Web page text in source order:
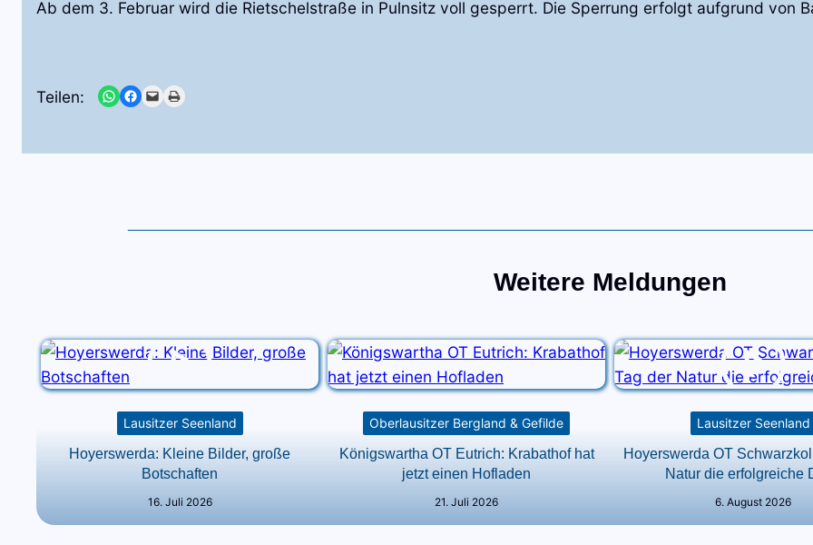
Ab dem 3. Februar wird die Rietschelstraße in Pulnsitz voll gesperrt. Die Sperrung erfolgt aufgrund von
Teilen: Share on WhatsApp
Share on Facebook
Email this PagePrint this Page
Weitere Meldungen
Lausitzer Seenland
Hoyerswerda: Kleine Bilder, große
Botschaften
16. Juli 2026
Oberlausitzer Bergland & Gefilde
Königswartha OT Eutrich: Krabathof hat
jetzt einen Hofladen
21. Juli 2026
Lausitzer Seenland
Hoyerswerda OT
Natur die erfolgreiche
6. August 2026